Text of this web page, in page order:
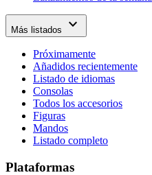
Más listados expand_more
Próximamente
Añadidos recientemente
Listado de idiomas
Consolas
Todos los accesorios
Figuras
Mandos
Listado completo
Plataformas